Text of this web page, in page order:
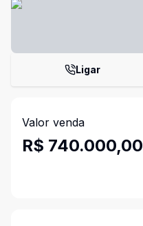
Ligar
Valor venda
R$ 740.000,00